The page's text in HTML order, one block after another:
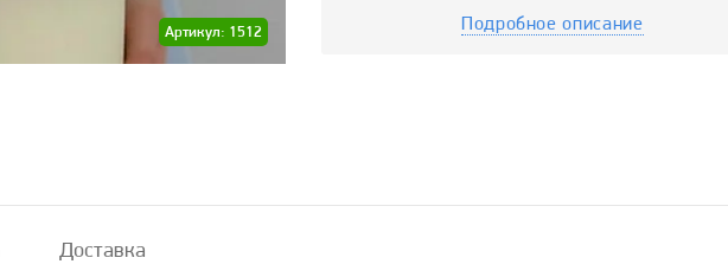
Артикул: 1512 Подробное описание
Доставка